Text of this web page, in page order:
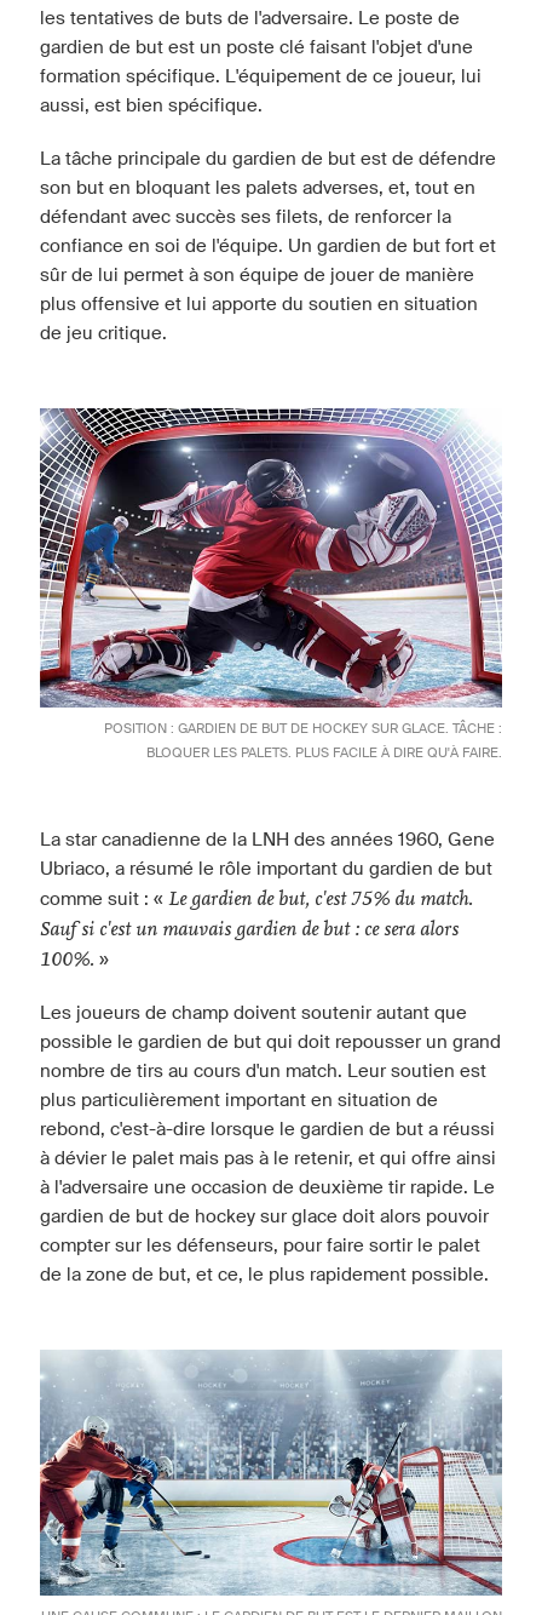
les tentatives de buts de l'adversaire. Le poste de
gardien de but est un poste clé faisant l'objet d'une
formation spécifique. L'équipement de ce joueur, lui
aussi, est bien spécifique.
La tâche principale du gardien de but est de défendre
son but en bloquant les palets adverses, et, tout en
défendant avec succès ses filets, de renforcer la
confiance en soi de l'équipe. Un gardien de but fort et
sûr de lui permet à son équipe de jouer de manière
plus offensive et lui apporte du soutien en situation
de jeu critique.
POSITION : GARDIEN DE BUT DE HOCKEY SUR GLACE. TÂCHE :
BLOQUER LES PALETS. PLUS FACILE À DIRE QU'À FAIRE.
La star canadienne de la LNH des années 1960, Gene
Ubriaco, a résumé le rôle important du gardien de but
comme suit : « Le gardien de but, c'est 75% du match.
Sauf si c'est un mauvais gardien de but : ce sera alors
100%. »
Les joueurs de champ doivent soutenir autant que
possible le gardien de but qui doit repousser un grand
nombre de tirs au cours d'un match. Leur soutien est
plus particulièrement important en situation de
rebond, c'est-à-dire lorsque le gardien de but a réussi
à dévier le palet mais pas à le retenir, et qui offre ainsi
à l'adversaire une occasion de deuxième tir rapide. Le
gardien de but de hockey sur glace doit alors pouvoir
compter sur les défenseurs, pour faire sortir le palet
de la zone de but, et ce, le plus rapidement possible.